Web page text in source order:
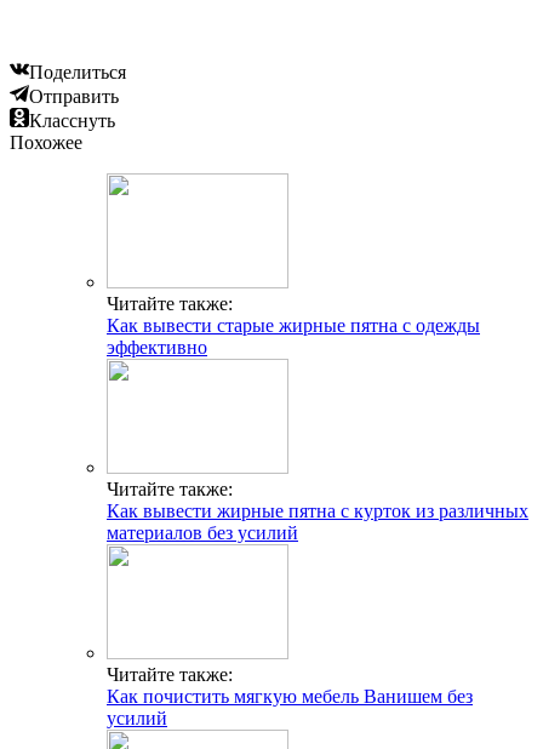
Поделиться
Отправить
Класснуть
Похожее
Читайте также:
Как вывести старые жирные пятна с одежды
эффективно
Читайте также:
Как вывести жирные пятна с курток из различных
материалов без усилий
Читайте также:
Как почистить мягкую мебель Ванишем без
усилий